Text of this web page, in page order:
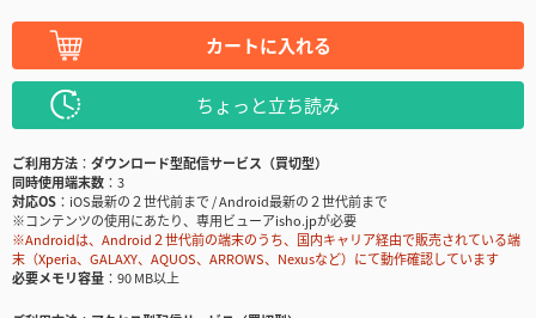
カートに入れる
ちょっと立ち読み
ご利用方法
ダウンロード型配信サービス（買切型）
同時使用端末数
3
対応OS
iOS最新の２世代前まで / Android最新の２世代前まで
※コンテンツの使用にあたり、専用ビューアisho.jpが必要
※Androidは、Android２世代前の端末のうち、国内キャリア経由で販売されている端
末（Xperia、GALAXY、AQUOS、ARROWS、Nexusなど）にて動作確認しています
必要メモリ容量
90 MB以上